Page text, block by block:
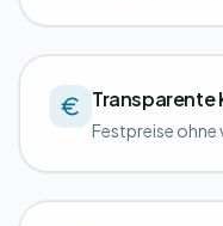
Transparente
Festpreise